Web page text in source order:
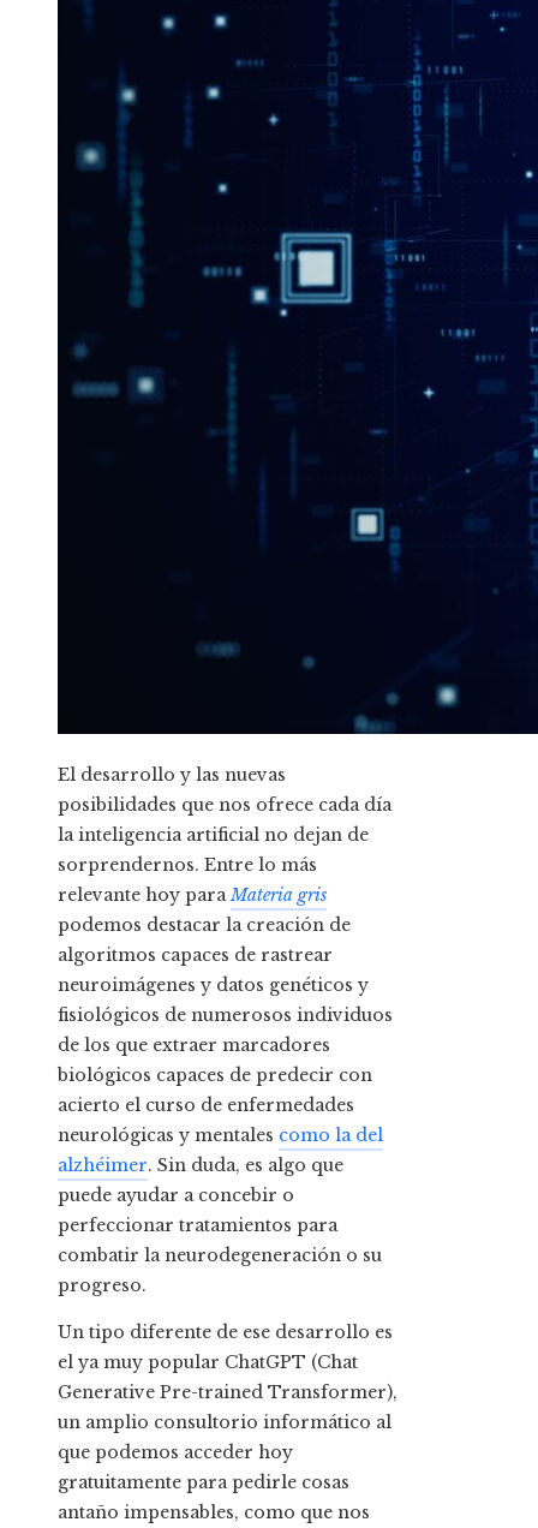
El desarrollo y las nuevas
posibilidades que nos ofrece cada día
la inteligencia artificial no dejan de
sorprendernos. Entre lo más
relevante hoy paraMateria gris
podemos destacar la creación de
algoritmos capaces de rastrear
neuroimágenes y datos genéticos y
fisiológicos de numerosos individuos
de los que extraer marcadores
biológicos capaces de predecir con
acierto el curso de enfermedades
neurológicas y mentales como la del
alzhéimer. Sin duda, es algo que
puede ayudar a concebir o
perfeccionar tratamientos para
combatir la neurodegeneración o su
progreso.
Un tipo diferente de ese desarrollo es
el ya muy popular ChatGPT (Chat
Generative Pre-trained Transformer),
un amplio consultorio informático al
que podemos acceder hoy
gratuitamente para pedirle cosas
antaño impensables, como que nos